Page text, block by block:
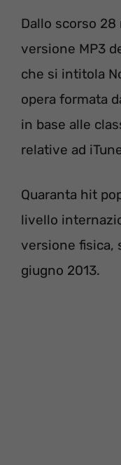
Dallo scorso
versione MP3
che si intitola
opera formata
in base alle
relative ad
Quaranta hit
livello
versione fisica,
giugno 2013.